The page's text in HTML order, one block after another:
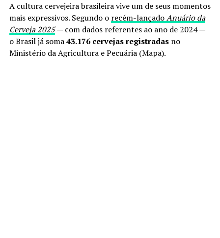
A cultura cervejeira brasileira vive um de seus momentos
mais expressivos. Segundo o recém-lançadoAnuário da
Cerveja 2025— com dados referentes ao ano de 2024 —
o Brasil já soma43.176 cervejas registradasno
Ministério da Agricultura e Pecuária (Mapa).